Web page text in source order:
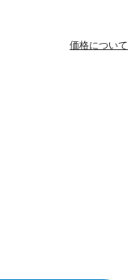
価格について